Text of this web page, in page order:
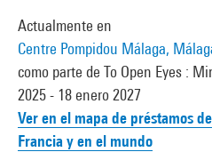
Actualmente en
Centre Pompidou Málaga,
como parte de To Open Eyes :
2025 - 18 enero 2027
Ver en el mapa de préstamos
Francia y en el mundo